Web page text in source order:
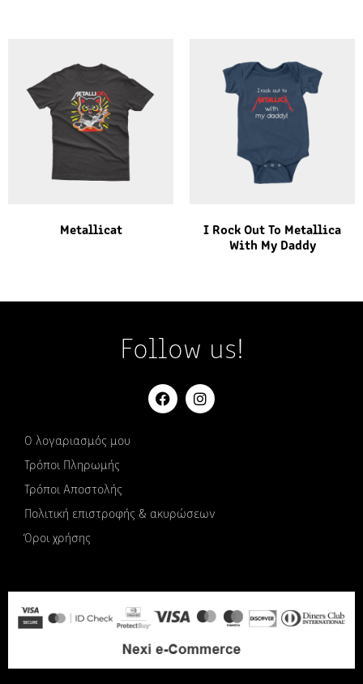
Metallicat
I Rock Out To Metallica
With My Daddy
Follow us!
Ο λογαριασμός μου
Τρόποι Πληρωμής
Τρόποι Αποστολής
Πολιτική επιστροφής & ακυρώσεων
Όροι χρήσης